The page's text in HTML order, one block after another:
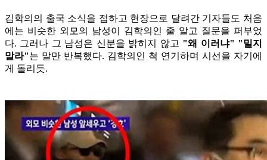
김학의의 출국 소식을 접하고 현장으로 달려간 기자들도 처음
에는 비슷한 외모의 남성이 김학의인 줄 알고 질문을 퍼부었
다. 그러나 그 남성은 신분을 밝히지 않고 "왜 이러냐" "밀지
말라"는 말만 반복했다. 김학의인 척 연기하며 시선을 자기에
게 돌리듯.